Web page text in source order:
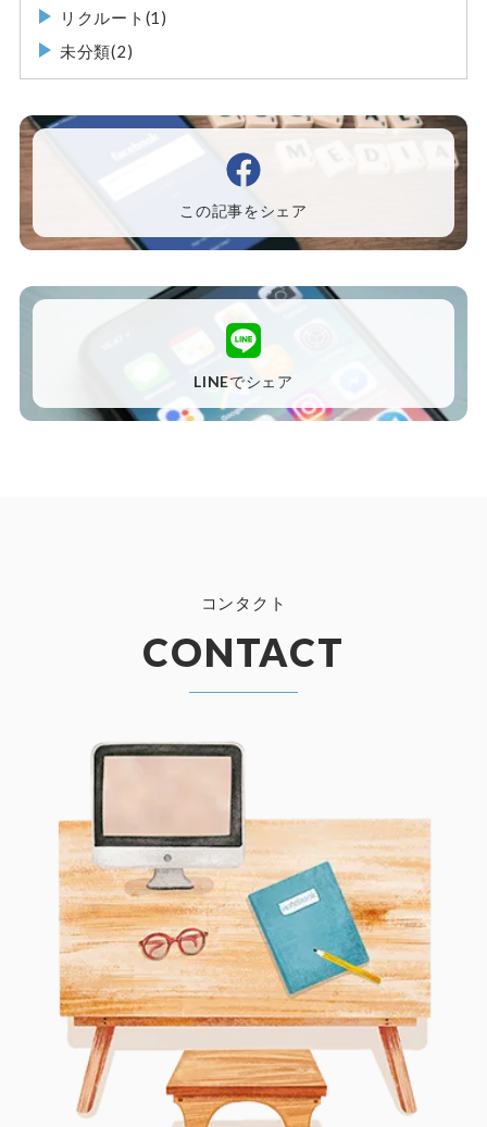
リクルート(1)
未分類(2)
この記事をシェア
LINEでシェア
コンタクト
CONTACT